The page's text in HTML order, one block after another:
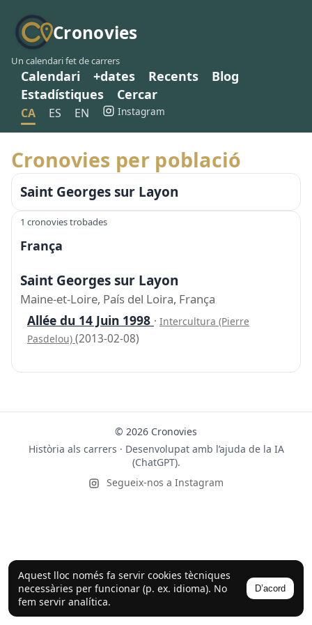
Cronovies
Un calendari fet de carrers
Calendari +dates Recents
Blog
Estadístiques
Cercar
CA ES EN Instagram
Aquest lloc només fa servir cookies tècniques
necessàries per funcionar (p. ex. idioma). No
fem servir analítica.
D’acord
Cronovies per població
Saint Georges sur Layon
1 cronovies trobades
França
Saint Georges sur Layon
Maine-et-Loire, País del Loira, França
Allée du 14 Juin 1998 · Intercultura (Pierre
Pasdelou) (2013-02-08)
© 2026 Cronovies
Història als carrers · Desenvolupat amb l’ajuda de la IA
(ChatGPT).
Segueix-nos a Instagram